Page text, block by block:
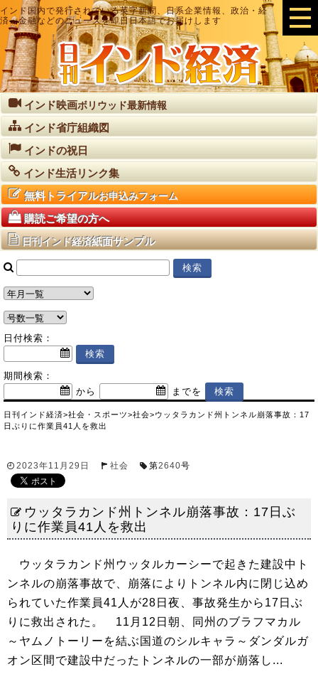
インド国内で発行されている英字新聞、日系企業情報、政治・経
済・金融などのニュースを即日日本語でお届けします
インド映画ボリウッド最新情報
インド省庁組織図
インドの祝日
インド生活リンク集
無料トライアルお申込みフォーム
購読ご希望の方へ
日刊インド経済紙面サンプル
日付検索：
期間検索：
から
までを
日刊インド経済>社会・スポーツ>社会>ウッタラカンド州トンネル崩落事故：17
日ぶりに作業員41人を救出
2023年11月29日 社会 第2640号
ウッタラカンド州トンネル崩落事故：17日ぶ
りに作業員41人を救出
ウッタラカンド州ウッタルカーシーで起きた建設中ト
ンネルの崩落事故で、崩落によりトンネル内に閉じ込め
られていた作業員41人が28日夜、事故発生から17日ぶ
りに救出された。 11月12日朝、同州のブラフマカル
～ヤムノトーリーを結ぶ国道のシルキャラ～ダンダルガ
オン区間で建設中だったトンネルの一部が崩落し...